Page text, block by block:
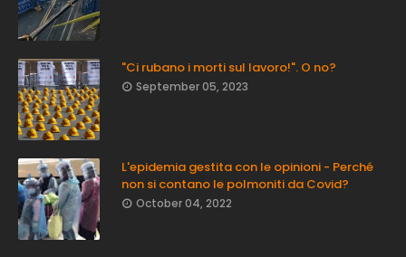
"Ci rubano i morti sul lavoro!". O no?
September 05, 2023
L'epidemia gestita con le opinioni - Perché
non si contano le polmoniti da Covid?
October 04, 2022